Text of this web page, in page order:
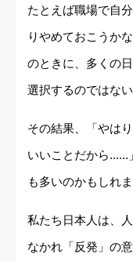
たとえば職場で自
りやめておこうか
のときに、多くの
選択するのではない
その結果、「やは
いいことだから......
も多いのかもしれま
私たち日本人は、
なかれ「反発」の